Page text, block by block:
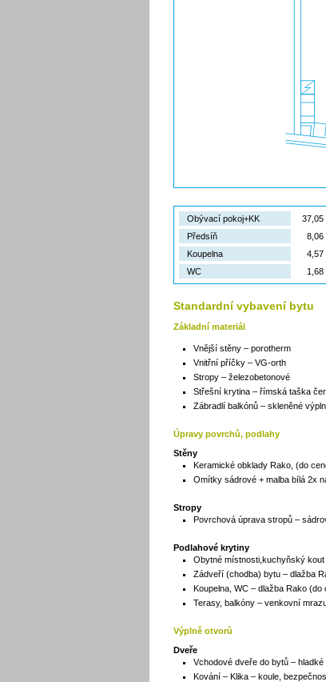
Obývací pokoj+KK 37,05
Předsíň 8,06
Koupelna 4,57
WC 1,68
Standardní vybavení bytu
Základní materiál
Vnější stěny – porotherm
Vnitřní příčky – VG-orth
Stropy – železobetonové
Střešní krytina – římská taška
Zábradlí balkónů – skleněné
Úpravy povrchů, podlahy
Stěny
Keramické obklady Rako, (do
Omítky sádrové + malba bílá 2x
Stropy
Povrchová úprava stropů –
Podlahové krytiny
Obytné místnosti,kuchyňský
Zádveří (chodba) bytu – dlažba
Koupelna, WC – dlažba Rako (do
Terasy, balkóny – venkovní
Výplně otvorů
Dveře
Vchodové dveře do bytů –
Kování – Klika – koule,